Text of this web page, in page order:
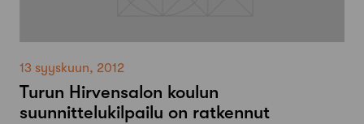
13 syyskuun, 2012
Turun Hirvensalon koulun
suunnittelukilpailu on ratkennut